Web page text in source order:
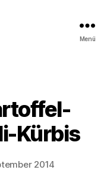
Menü
Kürbis
2014